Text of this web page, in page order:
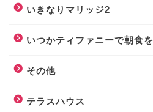
いきなりマリッジ2
いつかティファニーで朝食を
その他
テラスハウス